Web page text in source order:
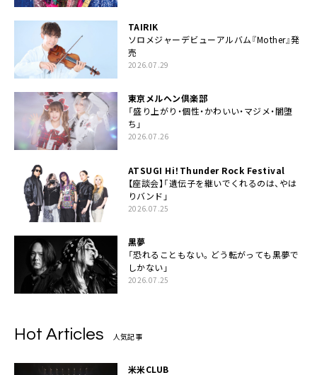
TAIRIK
ソロメジャーデビューアルバム『Mother』発
売
2026.07.29
東京メルヘン倶楽部
「盛り上がり・個性・かわいい・マジメ・闇堕
ち」
2026.07.26
ATSUGI Hi！Thunder Rock Festival
【座談会】「遺伝子を継いでくれるのは、やは
りバンド」
2026.07.25
黒夢
「恐れることもない。どう転がっても黒夢で
しかない」
2026.07.25
Hot Articles 人気記事
米米CLUB